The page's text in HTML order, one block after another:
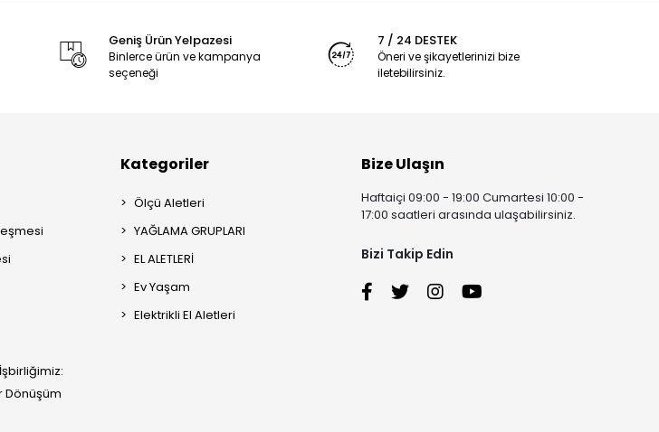
Geniş Ürün Yelpazesi
Binlerce ürün ve kampanya
seçeneği
7 / 24 DESTEK
Öneri ve şikayetlerinizi bize
iletebilirsiniz.
Dönüşüm
Kategoriler
Ölçü Aletleri
YAĞLAMA GRUPLARI
EL ALETLERİ
Ev Yaşam
Elektrikli El Aletleri
Bize Ulaşın
Haftaiçi 09:00 - 19:00 Cumartesi 10:00 -
17:00 saatleri arasında ulaşabilirsiniz.
Bizi Takip Edin